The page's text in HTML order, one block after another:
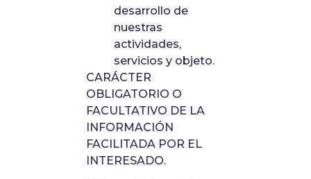
desarrollo de
nuestras
actividades,
servicios y objeto.
CARÁCTER
OBLIGATORIO O
FACULTATIVO DE LA
INFORMACIÓN
FACILITADA POR EL
INTERESADO.